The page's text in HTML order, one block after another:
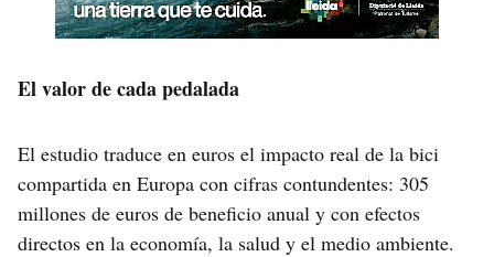
El valor de cada pedalada
El estudio traduce en euros el impacto real de la bici
compartida en Europa con cifras contundentes: 305
millones de euros de beneficio anual y con efectos
directos en la economía, la salud y el medio ambiente.